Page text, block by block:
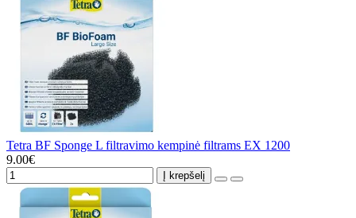
Tetra BF Sponge L filtravimo kempinė filtrams EX 1200
9.00€
Į krepšelį